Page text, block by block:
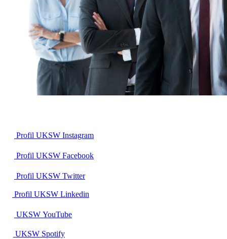
Profil UKSW Instagram
Profil UKSW Facebook
Profil UKSW Twitter
Profil UKSW Linkedin
UKSW YouTube
UKSW Spotify